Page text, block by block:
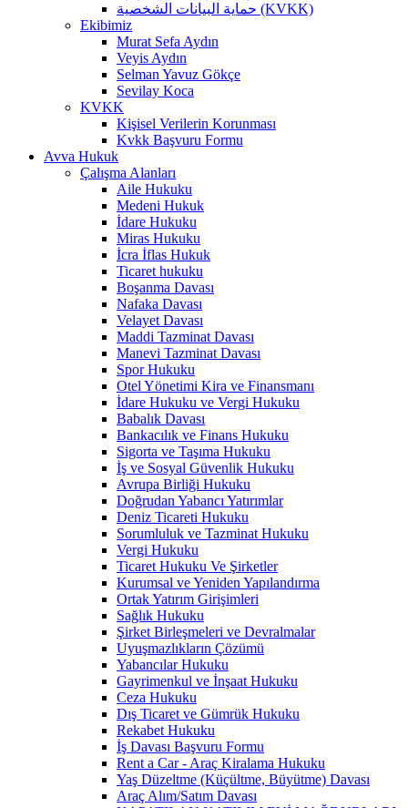
حماية البيانات الشخصية (KVKK)
Ekibimiz
Murat Sefa Aydın
Veyis Aydın
Selman Yavuz Gökçe
Sevilay Koca
KVKK
Kişisel Verilerin Korunması
Kvkk Başvuru Formu
Avva Hukuk
Çalışma Alanları
Aile Hukuku
Medeni Hukuk
İdare Hukuku
Miras Hukuku
İcra İflas Hukuk
Ticaret hukuku
Boşanma Davası
Nafaka Davası
Velayet Davası
Maddi Tazminat Davası
Manevi Tazminat Davası
Spor Hukuku
Otel Yönetimi Kira ve Finansmanı
İdare Hukuku ve Vergi Hukuku
Babalık Davası
Bankacılık ve Finans Hukuku
Sigorta ve Taşıma Hukuku
İş ve Sosyal Güvenlik Hukuku
Avrupa Birliği Hukuku
Doğrudan Yabancı Yatırımlar
Deniz Ticareti Hukuku
Sorumluluk ve Tazminat Hukuku
Vergi Hukuku
Ticaret Hukuku Ve Şirketler
Kurumsal ve Yeniden Yapılandırma
Ortak Yatırım Girişimleri
Sağlık Hukuku
Şirket Birleşmeleri ve Devralmalar
Uyuşmazlıkların Çözümü
Yabancılar Hukuku
Gayrimenkul ve İnşaat Hukuku
Ceza Hukuku
Dış Ticaret ve Gümrük Hukuku
Rekabet Hukuku
İş Davası Başvuru Formu
Rent a Car - Araç Kiralama Hukuku
Yaş Düzeltme (Küçültme, Büyütme) Davası
Araç Alım/Satım Davası